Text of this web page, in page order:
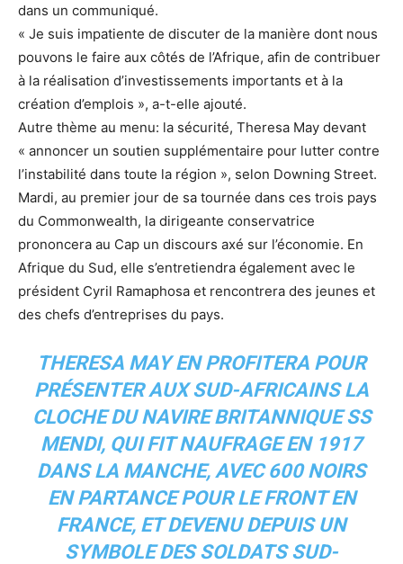
dans un communiqué.
« Je suis impatiente de discuter de la manière dont nous
pouvons le faire aux côtés de l’Afrique, afin de contribuer
à la réalisation d’investissements importants et à la
création d’emplois », a-t-elle ajouté.
Autre thème au menu: la sécurité, Theresa May devant
« annoncer un soutien supplémentaire pour lutter contre
l’instabilité dans toute la région », selon Downing Street.
Mardi, au premier jour de sa tournée dans ces trois pays
du Commonwealth, la dirigeante conservatrice
prononcera au Cap un discours axé sur l’économie. En
Afrique du Sud, elle s’entretiendra également avec le
président Cyril Ramaphosa et rencontrera des jeunes et
des chefs d’entreprises du pays.
THERESA MAY EN PROFITERA POUR
PRÉSENTER AUX SUD-AFRICAINS LA
CLOCHE DU NAVIRE BRITANNIQUE SS
MENDI, QUI FIT NAUFRAGE EN 1917
DANS LA MANCHE, AVEC 600 NOIRS
EN PARTANCE POUR LE FRONT EN
FRANCE, ET DEVENU DEPUIS UN
SYMBOLE DES SOLDATS SUD-